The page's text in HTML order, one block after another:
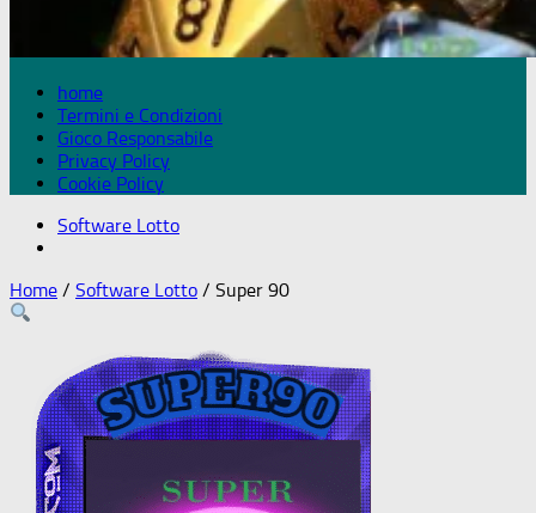
home
Termini e Condizioni
Gioco Responsabile
Privacy Policy
Cookie Policy
Software Lotto
Home / Software Lotto / Super 90